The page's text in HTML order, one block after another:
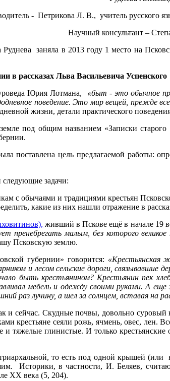
- Петрикова Л. В., учитель русского
Научный консультант –
заняла в 2013 году 1 место на
в рассказах Льва Васильевича Успенского
Юрия Лотмана, «быт - это обычное
поведение. Это мир вещей, прежде
жизни, детали практического
под общим названием «Записки
поставлена цель предлагаемой работы:
задачи:
с обычаями и традициями крестьян
какие из них нашли отражение в
живший в Пскове ещё в начале 19
пренебрегать малым, без которого
Псковскую землю.
губернии» говорится: «Крестьянская
и лесом сельские дороги, связывавшие
быть крестьянином? Крестьянин пек
мебель и одежду своими руками. А еще
раз лучину, а шел за солнцем, вставая на
и сейчас. Скудные почвы, довольно
крестьяне сеяли рожь, ячмень, овес, лен.
тяжелые глинистые. И только
то есть под одной крышей (или
Историки, в частности, И. Беляев,
ХХ века (5, 204).